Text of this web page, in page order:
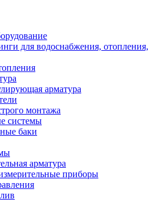
для водоснабжения, отопления,
арматура
монтажа
системы
баки
арматура
приборы